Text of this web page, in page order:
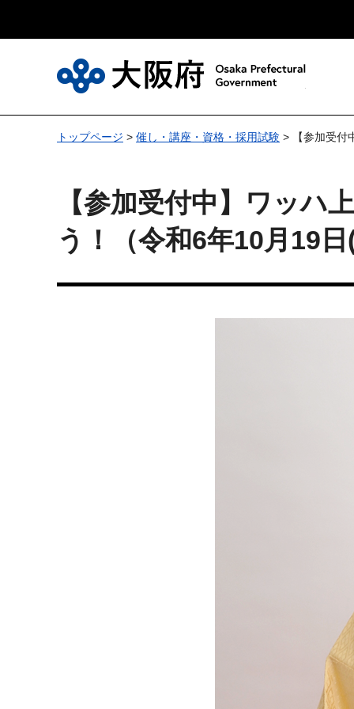
トップページ > 催し・講座・資格・採用試験 > 【参加受付
【参加受付中】ワッ
う！（令和6年10月19